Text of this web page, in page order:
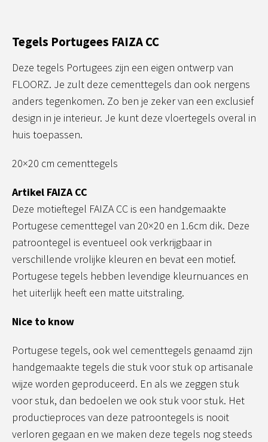
Tegels Portugees FAIZA CC
Deze tegels Portugees zijn een eigen ontwerp van
FLOORZ. Je zult deze cementtegels dan ook nergens
anders tegenkomen. Zo ben je zeker van een exclusief
design in je interieur. Je kunt deze vloertegels overal in
huis toepassen.
20×20 cm cementtegels
Artikel FAIZA CC
Deze motieftegel FAIZA CC is een handgemaakte
Portugese cementtegel van 20×20 en 1.6cm dik. Deze
patroontegel is eventueel ook verkrijgbaar in
verschillende vrolijke kleuren en bevat een motief.
Portugese tegels hebben levendige kleurnuances en
het uiterlijk heeft een matte uitstraling.
Nice to know
Portugese tegels, ook wel cementtegels genaamd zijn
handgemaakte tegels die stuk voor stuk op artisanale
wijze worden geproduceerd. En als we zeggen stuk
voor stuk, dan bedoelen we ook stuk voor stuk. Het
productieproces van deze patroontegels is nooit
verloren gegaan en we maken deze tegels nog steeds